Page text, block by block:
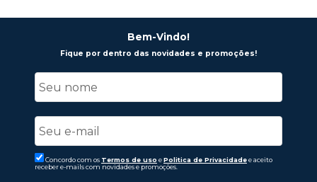
Bem-Vindo!
Fique por dentro das novidades e promoções!
Concordo com os Termos de uso ePolitica de Privacidadee aceito
receber e-mails com novidades e promoções.